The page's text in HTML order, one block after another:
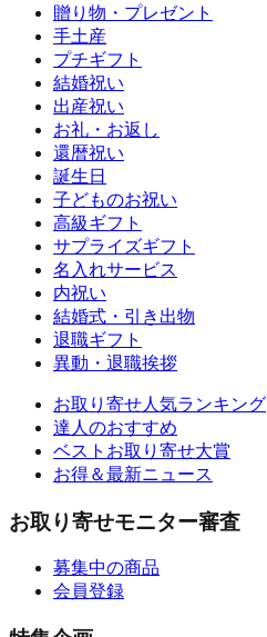
贈り物・プレゼント
手土産
プチギフト
結婚祝い
出産祝い
お礼・お返し
還暦祝い
誕生日
子どものお祝い
高級ギフト
サプライズギフト
名入れサービス
内祝い
結婚式・引き出物
退職ギフト
異動・退職挨拶
お取り寄せ人気ランキング
達人のおすすめ
ベストお取り寄せ大賞
お得＆最新ニュース
お取り寄せモニター審査
募集中の商品
会員登録